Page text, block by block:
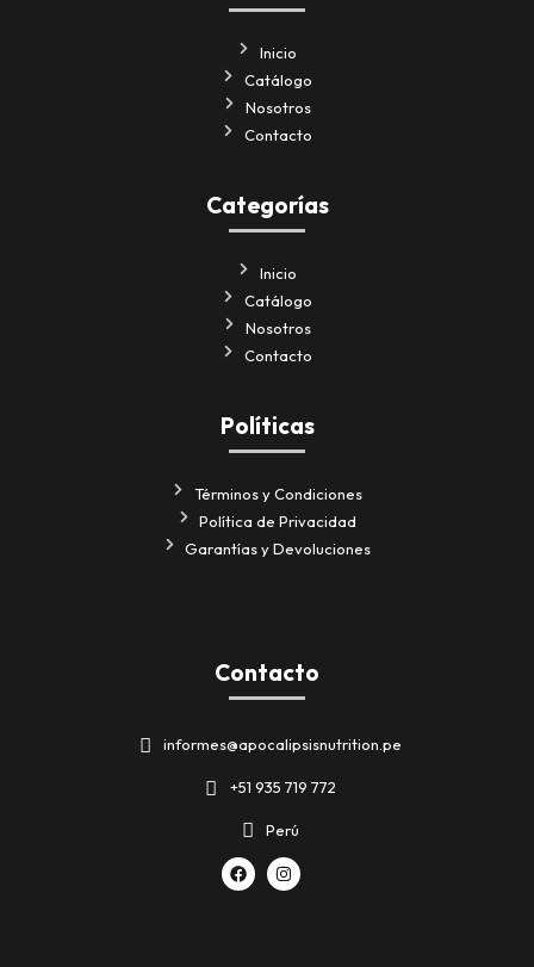
Inicio
Catálogo
Nosotros
Contacto
Categorías
Inicio
Catálogo
Nosotros
Contacto
Políticas
Términos y Condiciones
Política de Privacidad
Garantías y Devoluciones
Contacto
informes@apocalipsisnutrition.pe
+51 935 719 772
Perú